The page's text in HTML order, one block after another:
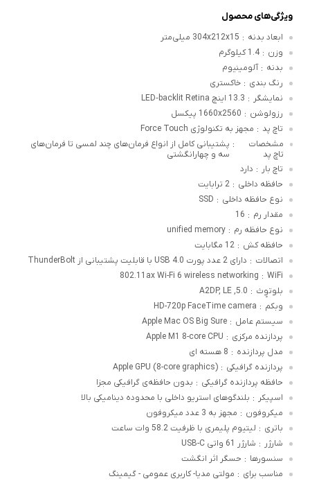
ویژگی‌های محصول
ابعاد بدنه : 304x212x15 میلی‌متر
وزن : 1.4 کیلوگرم
بدنه : آلومینیوم
رنگ بندی : خاکستری
نمایشگر : 13.3 اینچ LED‑backlit Retina
رزولوشن : 1660x2560 پیکسل
تاچ پد : مجهز به تکنولوژی Force Touch
مشخصات
تاچ پد
: پشتیبانی کامل از انواع فرمان‌های چند لمسی تا فرمان‌های
سه و چهارانگشتی
تاچ بار : دارد
حافظه داخلی : 2 ترابایت
نوع حافظه داخلی :
SSD
مقدار رم :
16
نوع حافظه رم :
unified memory
حافظه کش : 12 مگابایت
اتصالات : دارای 2 عدد پورت USB 4.0 با قابلیت پشتیبانی از ThunderBolt
WiFi
:
802.11ax Wi-Fi 6 wireless networking
بلوتوٍث :
5.0, A2DP, LE
وبکم :
HD-720p FaceTime camera
سیستم عامل :
Apple Mac OS Big Sure
پردازنده مرکزی :
Apple M1 8-core CPU
مدل پردازنده : 8 هسته ای
پردازنده گرافیکی :
Apple GPU (8-core graphics)
حافظه پردازنده گرافیکی : بدون حافظه‌ی گرافیکی مجزا
اسپیکر : بلندگوهای استریو داخلی با محدوده دینامیکی بالا
میکروفون : مجهز به 3 عدد میکروفون
باتری : لیتیوم پلیمری با ظرفیت 58.2 وات ساعت
شارژر : شارژر 61 واتی USB-C
سنسورها : حسگر اثر انگشت
مناسب برای : مولتی مدیا- کاربری عمومی - گیمینگ